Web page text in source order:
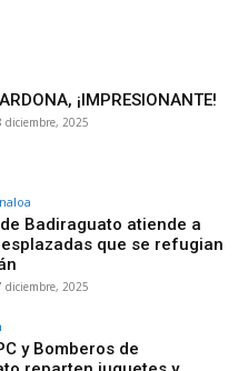
¡IMPRESIONANTE!
diciembre, 2025
Badiraguato atiende a
que se refugian
diciembre, 2025
y Bomberos de